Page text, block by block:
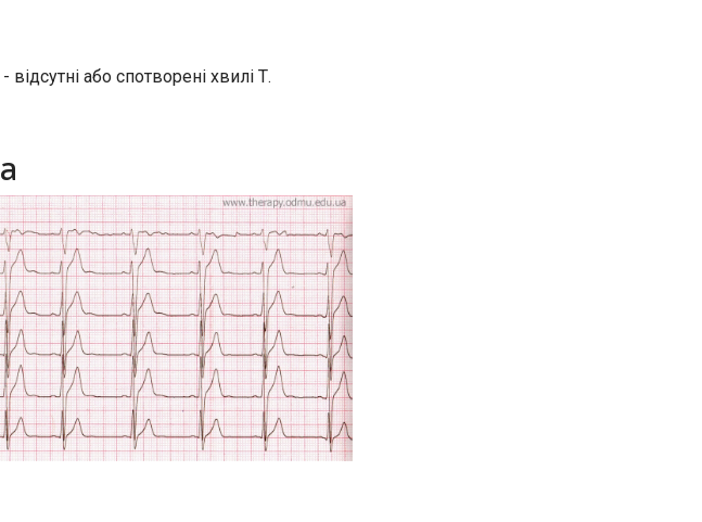
або спотворені хвилі Т.